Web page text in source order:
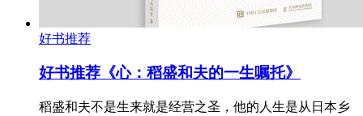
好书推荐
好书推荐《心：稻盛和夫的一生嘱托》
稻盛和夫不是生来就是经营之圣，他的人生是从日本乡